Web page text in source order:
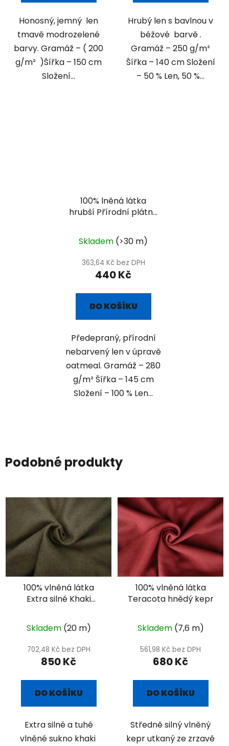
Honosný, jemný len
tmavě modrozelené
barvy. Gramáž – ( 200
g/m² )Šířka – 150 cm
Složení...
Hrubý len s bavlnou v
béžové barvě .
Gramáž – 250 g/m²
Šířka – 140 cm Složení
– 50 % Len, 50 %...
100% lněná látka
hrubší Přírodní plátno
Skladem (>30 m)
363,64 Kč bez DPH
440 Kč
DO KOŠÍKU
Předepraný, přírodní
nebarvený len v úpravě
oatmeal. Gramáž – 280
g/m² Šířka – 145 cm
Složení – 100 % Len...
Podobné produkty
100% vlněná látka
Extra silné Khaki
Skladem (20 m)
702,48 Kč bez DPH
850 Kč
DO KOŠÍKU
Extra silné a tuhé
vlněné sukno khaki
100% vlněná látka
Teracota hnědý kepr
Skladem (7,6 m)
561,98 Kč bez DPH
680 Kč
DO KOŠÍKU
Středně silný vlněný
kepr utkaný ze zrzavě